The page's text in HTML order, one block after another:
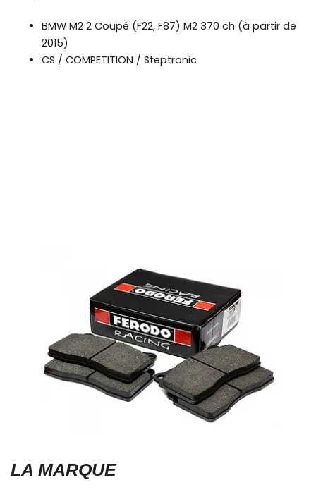
BMW M2 2 Coupé (F22, F87) M2 370 ch (à partir de
2015)
CS / COMPETITION / Steptronic
LA MARQUE